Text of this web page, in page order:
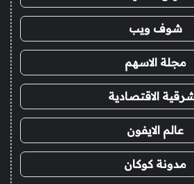
شوف ويب
مجلة الاسهم
الاقتصادية
عالم الايفون
مدونة كوكان